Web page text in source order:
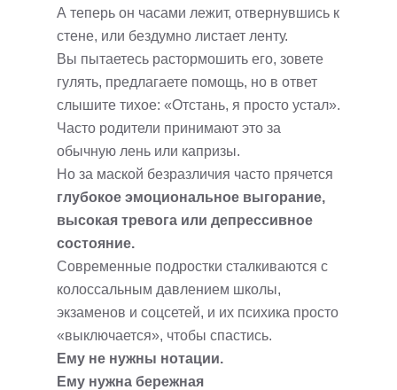
А теперь он часами лежит, отвернувшись к
стене, или бездумно листает ленту.
Вы пытаетесь растормошить его, зовете
гулять, предлагаете помощь, но в ответ
слышите тихое: «Отстань, я просто устал».
Часто родители принимают это за
обычную лень или капризы.
Но за маской безразличия часто прячется
глубокое эмоциональное выгорание,
высокая тревога или депрессивное
состояние.
Современные подростки сталкиваются с
колоссальным давлением школы,
экзаменов и соцсетей, и их психика просто
«выключается», чтобы спастись.
Ему не нужны нотации.
Ему нужна бережная